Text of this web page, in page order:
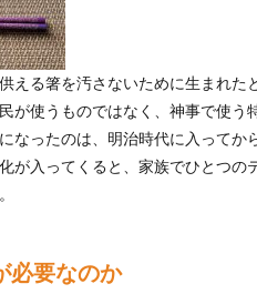
える箸を汚さないために生まれた
が使うものではなく、神事で使う
なったのは、明治時代に入って
が入ってくると、家族でひとつの
要なのか